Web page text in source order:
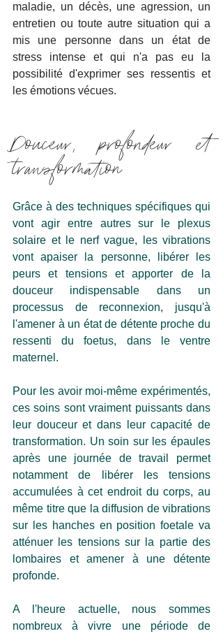
maladie, un décès, une agression, un
entretien ou toute autre situation qui a
mis une personne dans un état de
stress intense et qui n'a pas eu la
possibilité d'exprimer ses ressentis et
les émotions vécues.
Douceur, profondeur et
transformation
Grâce à des techniques spécifiques qui
vont agir entre autres sur le plexus
solaire et le nerf vague, les vibrations
vont apaiser la personne, libérer les
peurs et tensions et apporter de la
douceur indispensable dans un
processus de reconnexion, jusqu'à
l'amener à un état de détente proche du
ressenti du foetus, dans le ventre
maternel.
Pour les avoir moi-même expérimentés,
ces soins sont vraiment puissants dans
leur douceur et dans leur capacité de
transformation. Un soin sur les épaules
après une journée de travail permet
notamment de libérer les tensions
accumulées à cet endroit du corps, au
même titre que la diffusion de vibrations
sur les hanches en position foetale va
atténuer les tensions sur la partie des
lombaires et amener à une détente
profonde.
A l'heure actuelle, nous sommes
nombreux à vivre une période de